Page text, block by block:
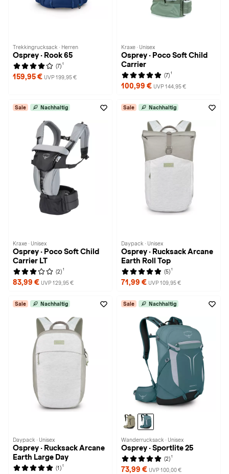
Trekkingrucksack · Herren
Osprey · Rook 65
(7) 1
159,95 € UVP 199,95 €
Kraxe · Unisex
Osprey · Poco Soft Child
Carrier
(7) 1
100,99 € UVP 144,95 €
Sale Nachhaltig
Kraxe · Unisex
Osprey · Poco Soft Child
Carrier LT
(2) 1
83,99 € UVP 129,95 €
Sale Nachhaltig
Daypack · Unisex
Osprey · Rucksack Arcane
Earth Roll Top
(5) 1
71,99 € UVP 109,95 €
Sale Nachhaltig
Daypack · Unisex
Osprey · Rucksack Arcane
Earth Large Day
(1) 1
Sale Nachhaltig
Wanderrucksack · Unisex
Osprey · Sportlite 25
(2) 1
73,99 € UVP 100,00 €